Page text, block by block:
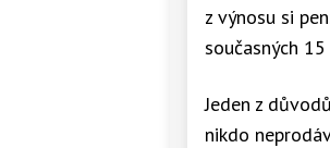
z výnosu si
současných 15
Jeden z
nikdo